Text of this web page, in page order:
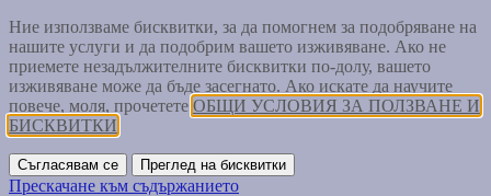
Ние използваме бисквитки, за да помогнем за подобряване на
нашите услуги и да подобрим вашето изживяване. Ако не
приемете незадължителните бисквитки по-долу, вашето
изживяване може да бъде засегнато. Ако искате да научите
повече, моля, прочетете ОБЩИ УСЛОВИЯ ЗА ПОЛЗВАНЕ И
БИСКВИТКИ
Съгласявам се Преглед на бисквитки
Прескачане към съдържанието